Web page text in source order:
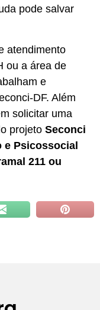
pode salvar
atendimento
ou a área de
e
DF. Além
solicitar uma
projeto Seconci
e Psicossocial
211 ou